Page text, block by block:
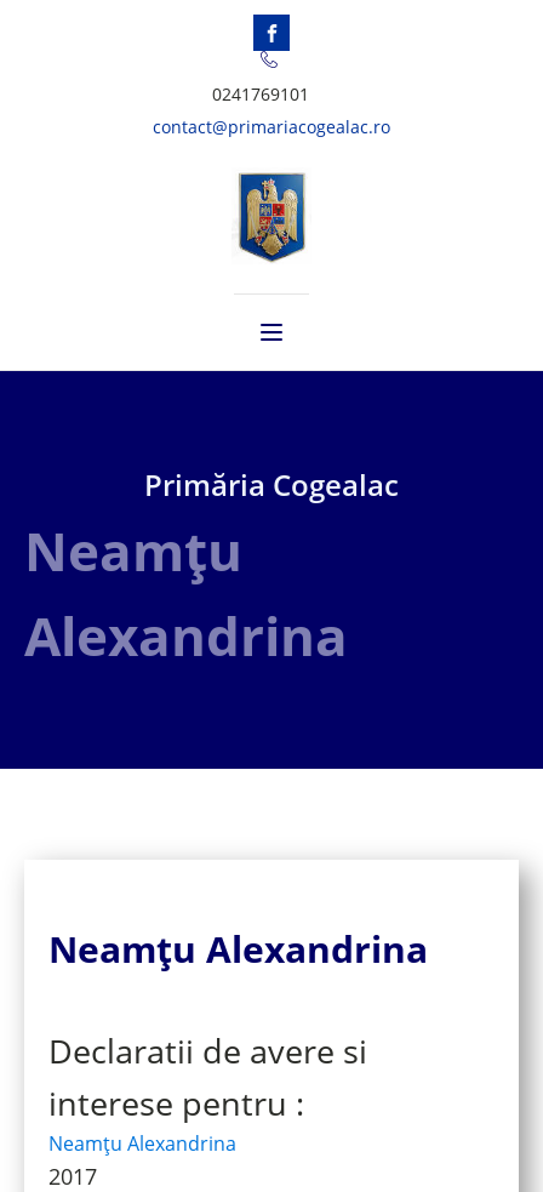
0241769101
contact@primariacogealac.ro
Primăria Cogealac
Neamțu
Alexandrina
Neamțu Alexandrina
Declaratii de avere si
interese pentru :
Neamțu Alexandrina
2017